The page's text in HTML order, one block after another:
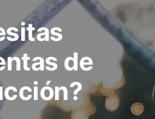
de